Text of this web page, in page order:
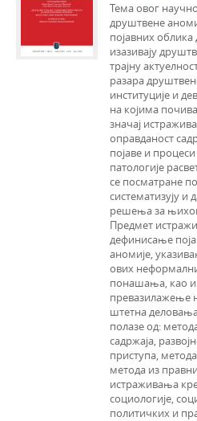
Тема овог
друштвене
појавних
изазивају
трајну
разара
институције и
на којима
значај
оправданост
појаве и
патологије
се посматране
систематизују и
решења за
Предмет
дефинисање
аномије,
ових
понашања, као
превазилажење
штетна
полазе од:
садржаја,
приступа,
метода из
истраживања
социологије,
политичких и